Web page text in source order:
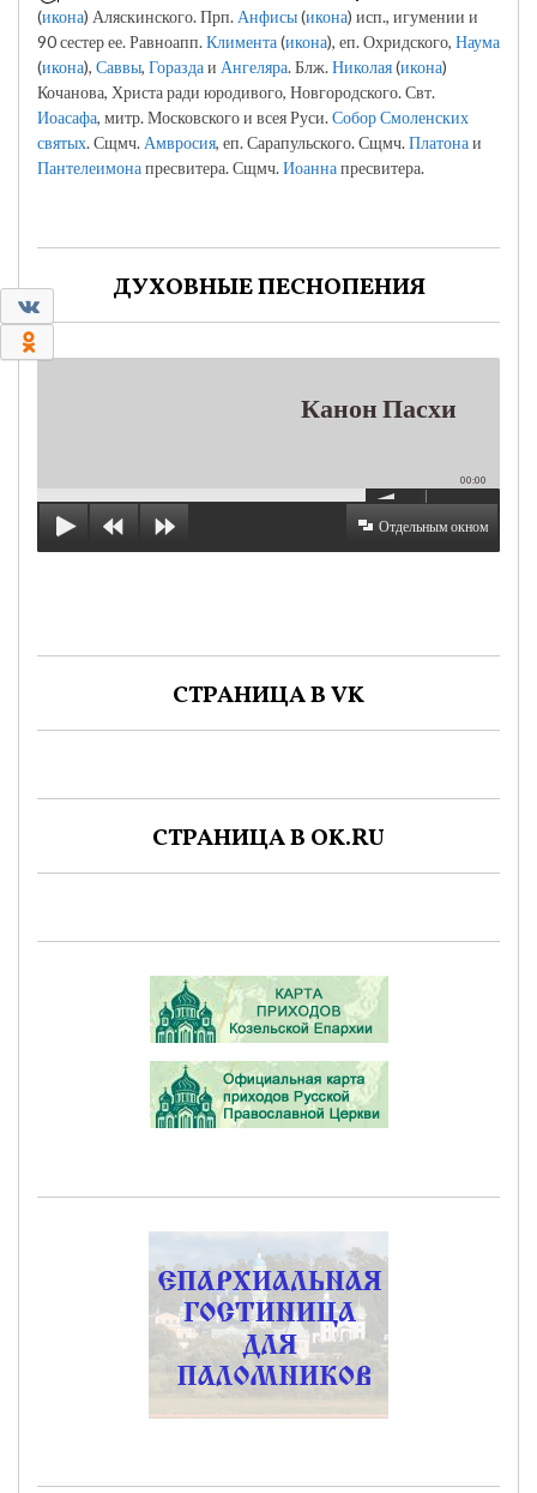
(икона) Аляскинского. Прп. Анфисы(икона) исп., игумении и
90 сестер ее. Равноапп.Климента(икона), еп. Охридского, Наума
(икона), Саввы, Гораздаи Ангеляра. Блж.Николая(икона)
Кочанова, Христа ради юродивого, Новгородского. Свт.
Иоасафа, митр. Московского и всея Руси.Собор Смоленских
святых. Сщмч. Амвросия, еп. Сарапульского. Сщмч.Платонаи
Пантелеимонапресвитера. Сщмч.Иоаннапресвитера.
ДУХОВНЫЕ ПЕСНОПЕНИЯ
Канон Пасхи
00:00
Отдельным окном
СТРАНИЦА В VK
СТРАНИЦА В OK.RU